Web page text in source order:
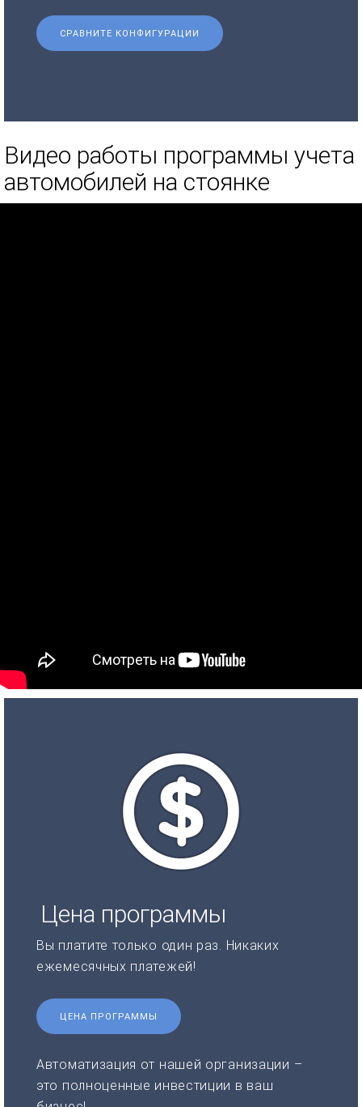
СРАВНИТЕ КОНФИГУРАЦИИ
Видео работы программы учета
автомобилей на стоянке
Цена программы
Вы платите только один раз. Никаких
ежемесячных платежей!
ЦЕНА ПРОГРАММЫ
Автоматизация от нашей организации –
это полноценные инвестиции в ваш